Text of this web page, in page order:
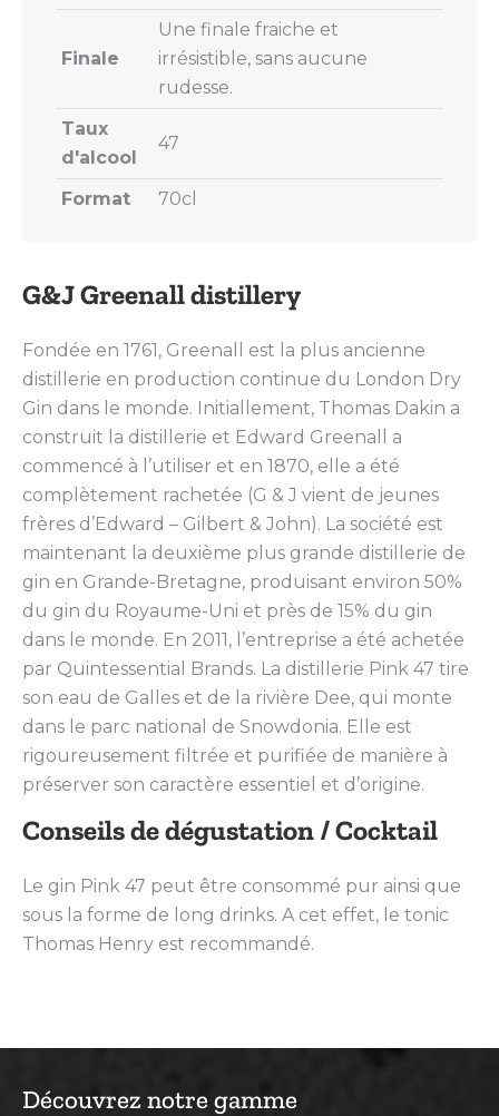
G&J Greenall distillery
Fondée en 1761, Greenall est la plus ancienne
distillerie en production continue du London Dry
Gin dans le monde. Initiallement, Thomas Dakin a
construit la distillerie et Edward Greenall a
commencé à l’utiliser et en 1870, elle a été
complètement rachetée (G & J vient de jeunes
frères d’Edward – Gilbert & John). La société est
maintenant la deuxième plus grande distillerie de
gin en Grande-Bretagne, produisant environ 50%
du gin du Royaume-Uni et près de 15% du gin
dans le monde. En 2011, l’entreprise a été achetée
par Quintessential Brands. La distillerie Pink 47 tire
son eau de Galles et de la rivière Dee, qui monte
dans le parc national de Snowdonia. Elle est
rigoureusement filtrée et purifiée de manière à
préserver son caractère essentiel et d’origine.
Conseils de dégustation / Cocktail
Le gin Pink 47 peut être consommé pur ainsi que
sous la forme de long drinks. A cet effet, le tonic
Thomas Henry est recommandé.
Finale
Une finale fraiche et
irrésistible, sans aucune
rudesse.
Taux
d'alcool
47
Format 70cl
Découvrez notre gamme